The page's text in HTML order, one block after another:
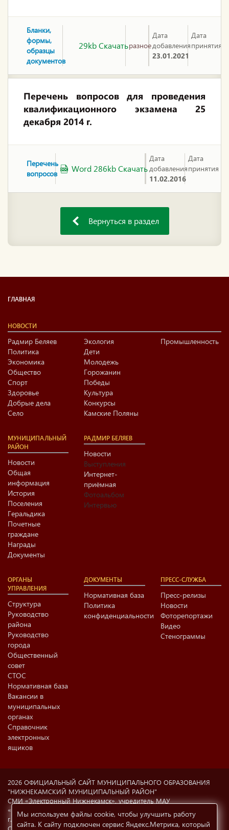
Бланки,
формы,
образцы
документов
29kb Скачатьразное
Дата
добавления
23.01.2021
Дата
принятия
Перечень вопросов для проведения
квалификационного экзамена 25
декабря 2014 г.
Перечень
вопросов
Word 286kb Скачать
Дата
добавления
11.02.2016
Дата
принятия
Вернуться в раздел
ГЛАВНАЯ
НОВОСТИ
Радмир Беляев
Политика
Экономика
Общество
Спорт
Здоровье
Добрые дела
Село
Экология
Дети
Молодежь
Горожанин
Победы
Культура
Конкурсы
Камские Поляны
Промышленность
МУНИЦИПАЛЬНЫЙ
РАЙОН
Новости
Общая
информация
История
Поселения
Геральдика
Почетные
граждане
Награды
Документы
РАДМИР БЕЛЯЕВ
Новости
Выступления
Интернет-
приёмная
Фотоальбом
Интервью
ОРГАНЫ
УПРАВЛЕНИЯ
Структура
Руководство
района
Руководство
города
Общественный
совет
СТОС
Нормативная база
Вакансии в
муниципальных
органах
Справочник
электронных
ящиков
ДОКУМЕНТЫ
Нормативная база
Политика
конфиденциальности
ПРЕСС-СЛУЖБА
Пресс-релизы
Новости
Фоторепортажи
Видео
Стенограммы
2026 ОФИЦИАЛЬНЫЙ САЙТ МУНИЦИПАЛЬНОГО ОБРАЗОВАНИЯ
"НИЖНЕКАМСКИЙ МУНИЦИПАЛЬНЫЙ РАЙОН"
СМИ «Электронный Нижнекамск», учредитель МАУ
«Информационный центр г. Нижнекамска» (423570 РФ, РТ,
г.Нижнекамск, ул. Ахтубинская, 6а). Свидетельство о регистрации
СМИ Эл №77-8606 от 12.02.2004, Министерство РФ по делам
Мы используем файлы cookie, чтобы улучшить работу
сайта. К сайту подключен сервис Яндекс.Метрика, который